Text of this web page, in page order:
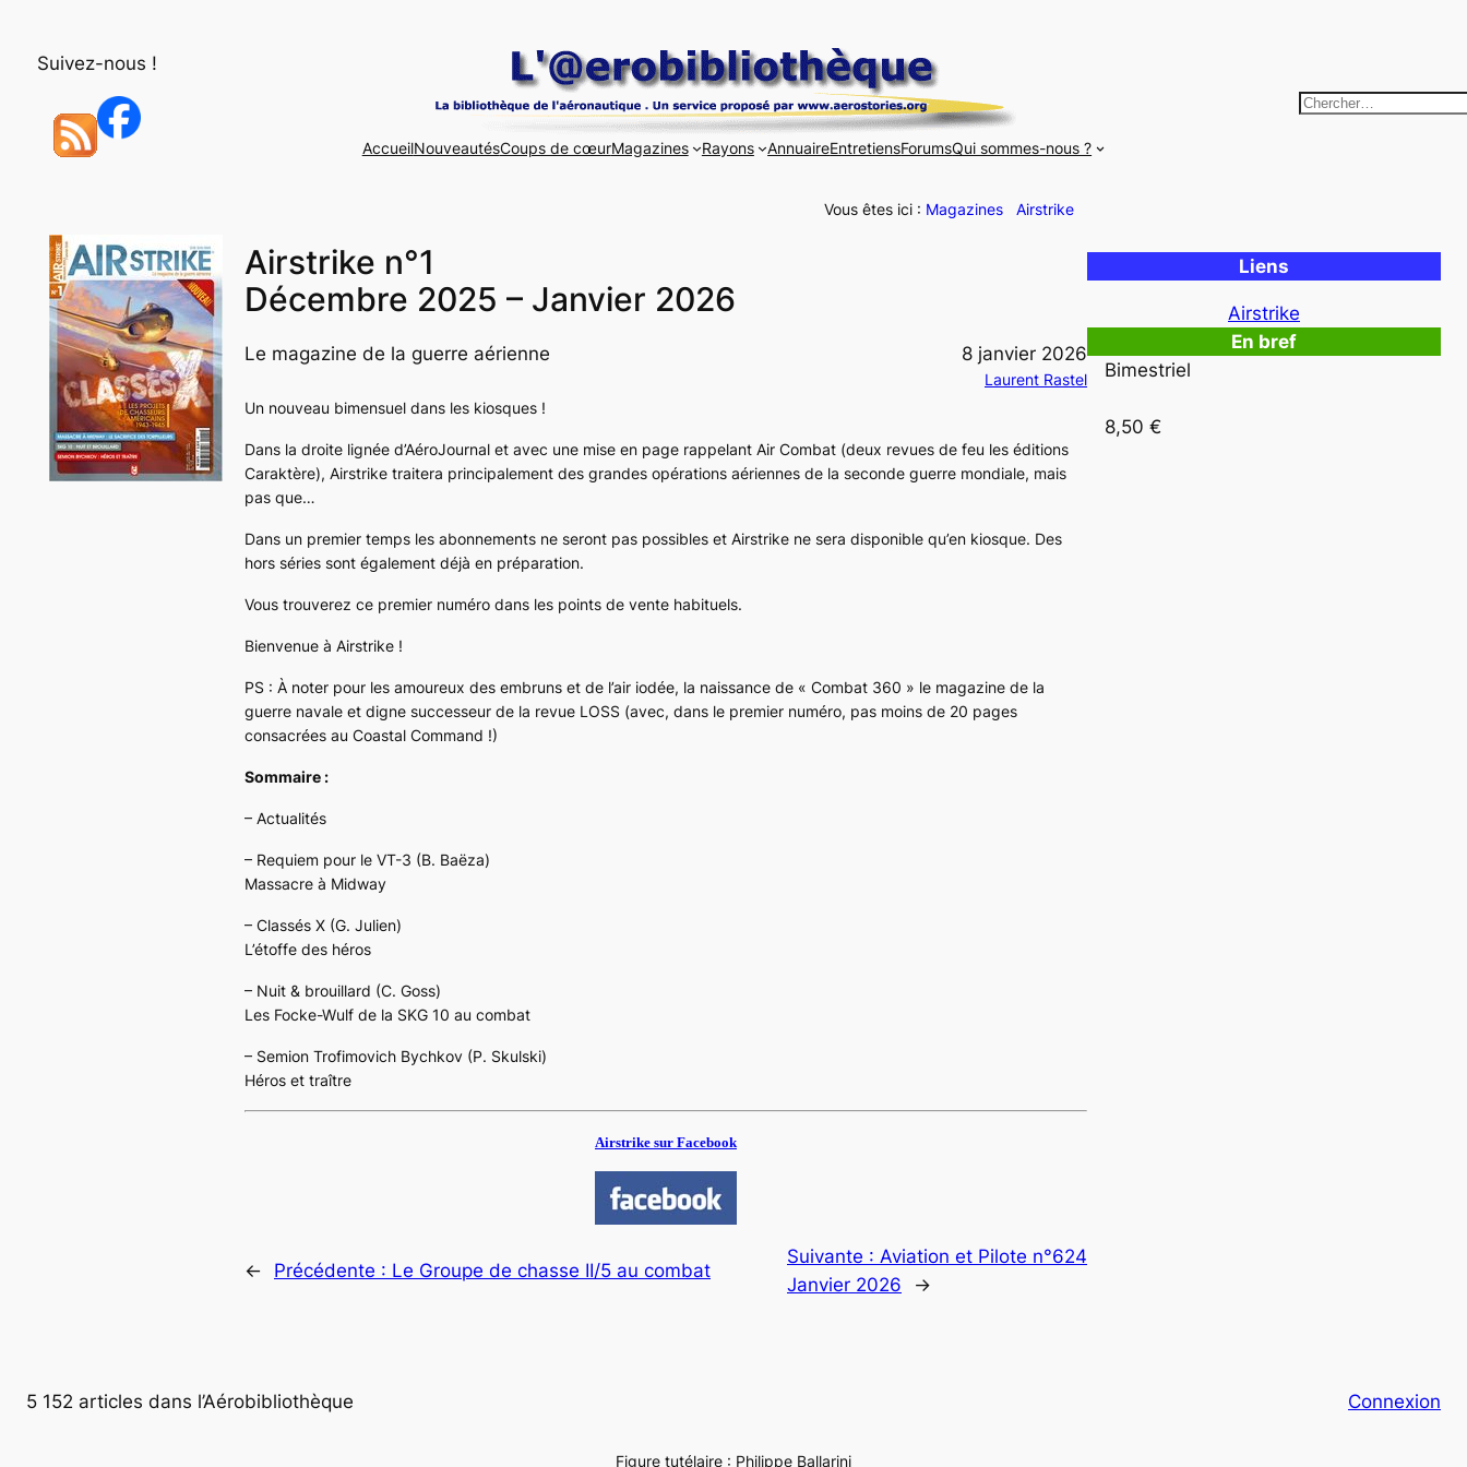
Suivez-nous !
AccueilNouveautésCoups de cœurMagazines Rayons AnnuaireEntretiensForumsQui sommes-nous ?
R
r
c
e
r
Vous êtes ici : Magazines Airstrike
Airstrike n°1
Décembre 2025 – Janvier 2026
Le magazine de la guerre aérienne 8 janvier 2026
Laurent Rastel
Un nouveau bimensuel dans les kiosques !
Dans la droite lignée d’AéroJournal et avec une mise en page rappelant Air Combat (deux revues de feu les éditions
Caraktère), Airstrike traitera principalement des grandes opérations aériennes de la seconde guerre mondiale, mais
pas que…
Dans un premier temps les abonnements ne seront pas possibles et Airstrike ne sera disponible qu’en kiosque. Des
hors séries sont également déjà en préparation.
Vous trouverez ce premier numéro dans les points de vente habituels.
Bienvenue à Airstrike !
PS : À noter pour les amoureux des embruns et de l’air iodée, la naissance de « Combat 360 » le magazine de la
guerre navale et digne successeur de la revue LOSS (avec, dans le premier numéro, pas moins de 20 pages
consacrées au Coastal Command !)
Sommaire :
– Actualités
– Requiem pour le VT-3 (B. Baëza)
Massacre à Midway
– Classés X (G. Julien)
L’étoffe des héros
– Nuit & brouillard (C. Goss)
Les Focke-Wulf de la SKG 10 au combat
– Semion Trofimovich Bychkov (P. Skulski)
Héros et traître
Airstrike sur Facebook
← Précédente : Le Groupe de chasse II/5 au combat
Suivante : Aviation et Pilote n°624
Janvier 2026
→
Liens
Airstrike
En bref
Bimestriel
8,50 €
5 152 articles dans l’Aérobibliothèque Connexion
Figure tutélaire : Philippe Ballarini